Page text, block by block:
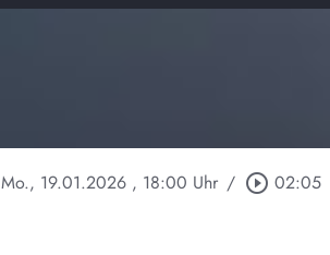
Mo., 19.01.2026 , 18:00 Uhr / play_circle_outline 02:05